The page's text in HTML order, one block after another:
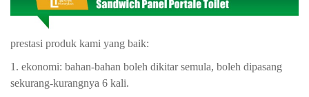
prestasi produk kami yang baik:
1. ekonomi: bahan-bahan boleh dikitar semula, boleh dipasang
sekurang-kurangnya 6 kali.